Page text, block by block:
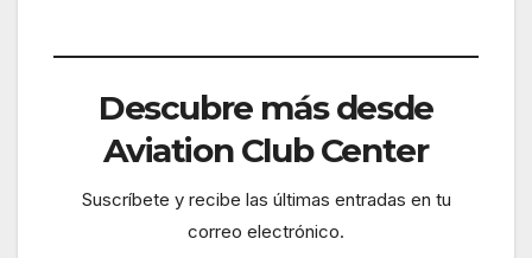
Descubre más desde
Aviation Club Center
Suscríbete y recibe las últimas entradas en tu
correo electrónico.